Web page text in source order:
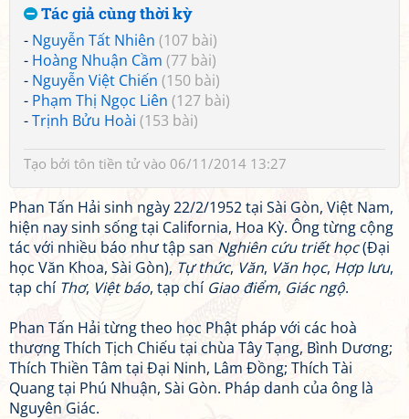
Tác giả cùng thời kỳ
- Nguyễn Tất Nhiên (107 bài)
- Hoàng Nhuận Cầm (77 bài)
- Nguyễn Việt Chiến (150 bài)
- Phạm Thị Ngọc Liên (127 bài)
-Trịnh Bửu Hoài (153 bài)
Tạo bởi tôn tiền tửvào 06/11/2014 13:27
Phan Tấn Hải sinh ngày 22/2/1952 tại Sài Gòn, Việt Nam,
hiện nay sinh sống tại California, Hoa Kỳ. Ông từng cộng
tác với nhiều báo như tập san Nghiên cứu triết học(Đại
học Văn Khoa, Sài Gòn), Tự thức, Văn, Văn học, Hợp lưu,
tạp chí Thơ, Việt báo, tạp chí Giao điểm, Giác ngộ.
Phan Tấn Hải từng theo học Phật pháp với các hoà
thượng Thích Tịch Chiếu tại chùa Tây Tạng, Bình Dương;
Thích Thiền Tâm tại Đại Ninh, Lâm Đồng; Thích Tài
Quang tại Phú Nhuận, Sài Gòn. Pháp danh của ông là
Nguyên Giác.